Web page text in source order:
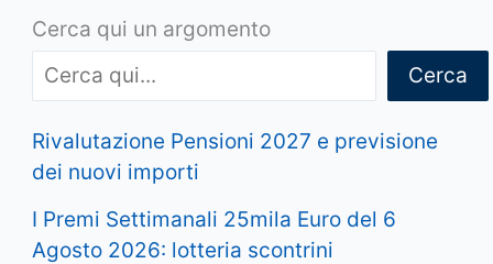
Cerca qui un argomento
Cerca
Rivalutazione Pensioni 2027 e previsione
dei nuovi importi
I Premi Settimanali 25mila Euro del 6
Agosto 2026: lotteria scontrini